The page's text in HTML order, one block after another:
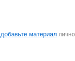
добавьте материал лично